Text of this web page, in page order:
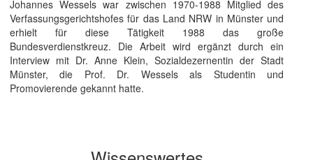
Johannes Wessels war zwischen 1970-1988 Mitglied des
Verfassungsgerichtshofes für das Land NRW in Münster und
erhielt für diese Tätigkeit 1988 das große
Bundesverdienstkreuz. Die Arbeit wird ergänzt durch ein
Interview mit Dr. Anne Klein, Sozialdezernentin der Stadt
Münster, die Prof. Dr. Wessels als Studentin und
Promovierende gekannt hatte.